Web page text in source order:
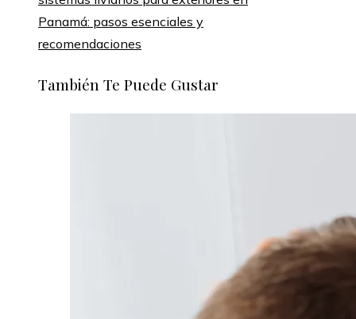
Panamá: pasos esenciales y
recomendaciones
También Te Puede Gustar